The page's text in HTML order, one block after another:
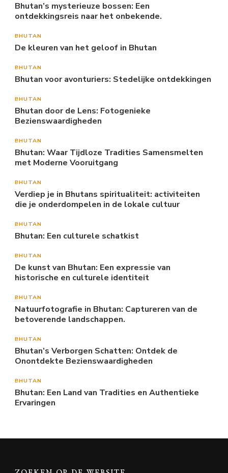
Bhutan’s mysterieuze bossen: Een
ontdekkingsreis naar het onbekende.
BHUTAN
De kleuren van het geloof in Bhutan
BHUTAN
Bhutan voor avonturiers: Stedelijke ontdekkingen
BHUTAN
Bhutan door de Lens: Fotogenieke
Bezienswaardigheden
BHUTAN
Bhutan: Waar Tijdloze Tradities Samensmelten
met Moderne Vooruitgang
BHUTAN
Verdiep je in Bhutans spiritualiteit: activiteiten
die je onderdompelen in de lokale cultuur
BHUTAN
Bhutan: Een culturele schatkist
BHUTAN
De kunst van Bhutan: Een expressie van
historische en culturele identiteit
BHUTAN
Natuurfotografie in Bhutan: Captureren van de
betoverende landschappen.
BHUTAN
Bhutan’s Verborgen Schatten: Ontdek de
Onontdekte Bezienswaardigheden
BHUTAN
Bhutan: Een Land van Tradities en Authentieke
Ervaringen